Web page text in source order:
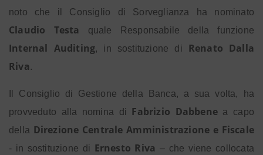
noto che il Consiglio di Sorveglianza ha nominato
Claudio Testa quale Responsabile della funzione
Internal Auditing, in sostituzione di Renato Dalla
Riva .
Il Consiglio di Gestione della Banca, a sua volta, ha
provveduto alla nomina di Fabrizio Dabbenea capo
della Direzione Centrale Amministrazione e Fiscale
- in sostituzione di Ernesto Riva – che viene collocata